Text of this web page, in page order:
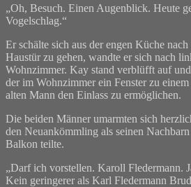
„Oh, Besuch. Einen Augenblick. Heute
Vogelschlag.“
Er schälte sich aus der engen Küche
Haustür zu gehen, wandte er sich nach
Wohnzimmer. Kay stand verblüfft auf
der im Wohnzimmer ein Fenster zu
alten Mann den Einlass zu ermöglichen.
Die beiden Männer umarmten sich
den Neuankömmling als seinen
Balkon teilte.
„Darf ich vorstellen. Karoll Fledermann.
Kein geringerer als Karl Fledermann